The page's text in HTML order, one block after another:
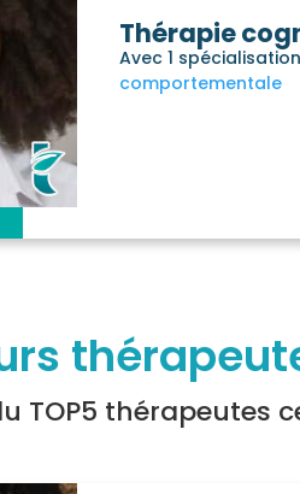
Thérapie
Avec 1
comportementale
TOP5 thérapeutes